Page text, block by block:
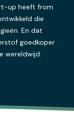
up heeft from
die
En dat
goedkoper
wereldwijd.
tab)
default email